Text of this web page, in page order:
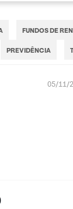
FUNDOS DE
PREVIDÊNCIA
05/11/